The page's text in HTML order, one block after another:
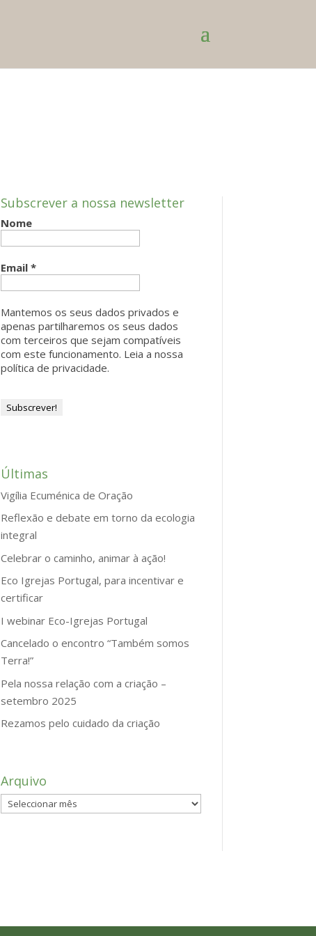
Subscrever a nossa newsletter
Nome
Email *
Mantemos os seus dados privados e
apenas partilharemos os seus dados
com terceiros que sejam compatíveis
com este funcionamento. Leia a nossa
política de privacidade.
Últimas
Vigília Ecuménica de Oração
Reflexão e debate em torno da ecologia
integral
Celebrar o caminho, animar à ação!
Eco Igrejas Portugal, para incentivar e
certificar
I webinar Eco-Igrejas Portugal
Cancelado o encontro “Também somos
Terra!”
Pela nossa relação com a criação –
setembro 2025
Rezamos pelo cuidado da criação
Arquivo
Arquivo